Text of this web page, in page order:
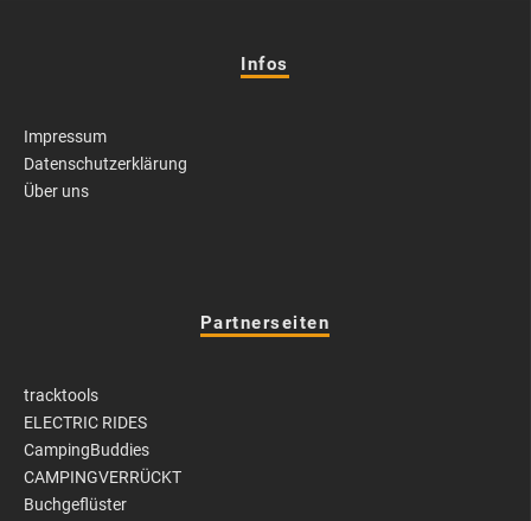
Infos
Impressum
Datenschutzerklärung
Über uns
Partnerseiten
tracktools
ELECTRIC RIDES
CampingBuddies
CAMPINGVERRÜCKT
Buchgeflüster